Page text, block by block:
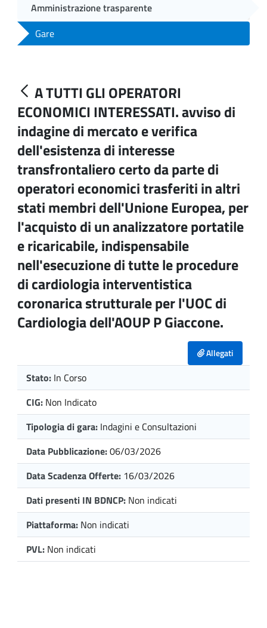
Amministrazione trasparente
Gare
A TUTTI GLI OPERATORI
ECONOMICI INTERESSATI. avviso di
indagine di mercato e verifica
dell'esistenza di interesse
transfrontaliero certo da parte di
operatori economici trasferiti in altri
stati membri dell'Unione Europea, per
l'acquisto di un analizzatore portatile
e ricaricabile, indispensabile
nell'esecuzione di tutte le procedure
di cardiologia interventistica
coronarica strutturale per l'UOC di
Cardiologia dell'AOUP P Giaccone.
Allegati
Stato: In Corso
CIG: Non Indicato
Tipologia di gara: Indagini e Consultazioni
Data Pubblicazione:06/03/2026
Data Scadenza Offerte: 16/03/2026
Dati presenti IN BDNCP: Non indicati
Piattaforma: Non indicati
PVL: Non indicati